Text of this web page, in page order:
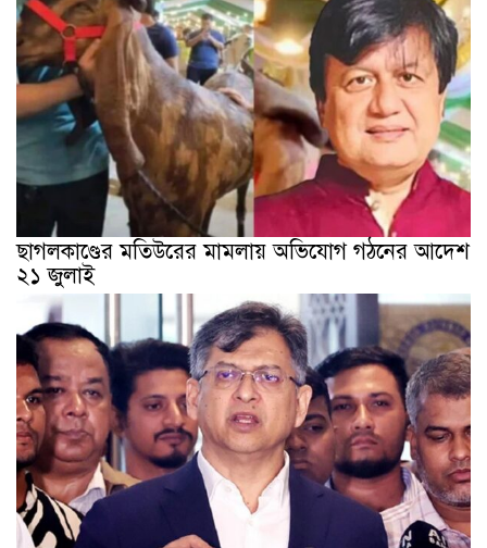
ছাগলকাণ্ডের মতিউরের মামলায় অভিযোগ গঠনের আদেশ
২১ জুলাই